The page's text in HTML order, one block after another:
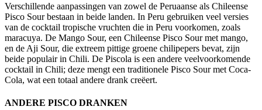
Verschillende aanpassingen van zowel de Peruaanse als Chileense
Pisco Sour bestaan in beide landen. In Peru gebruiken veel versies
van de cocktail tropische vruchten die in Peru voorkomen, zoals
maracuya. De Mango Sour, een Chileense Pisco Sour met mango,
en de Aji Sour, die extreem pittige groene chilipepers bevat, zijn
beide populair in Chili. De Piscola is een andere veelvoorkomende
cocktail in Chili; deze mengt een traditionele Pisco Sour met Coca-
Cola, wat een totaal andere drank creëert.
ANDERE PISCO DRANKEN